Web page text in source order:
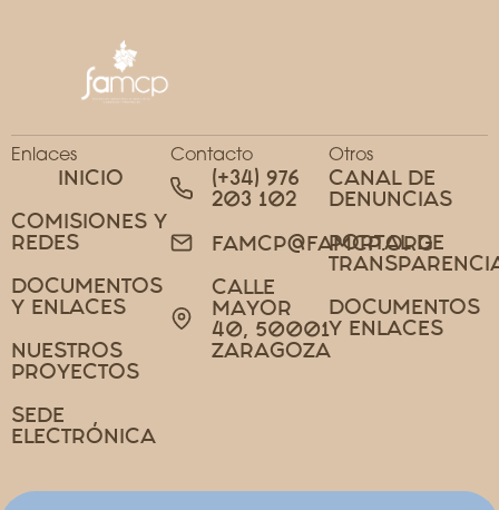
Enlaces
INICIO
COMISIONES Y
REDES
DOCUMENTOS
Y ENLACES
NUESTROS
PROYECTOS
SEDE
ELECTRÓNICA
Contacto
(+34) 976
203 102
FAMCP@FAMCP.ORG
CALLE
MAYOR
40, 50001
ZARAGOZA
Otros
CANAL DE
DENUNCIAS
PORTAL DE
DOCUMENTOS
Y ENLACES